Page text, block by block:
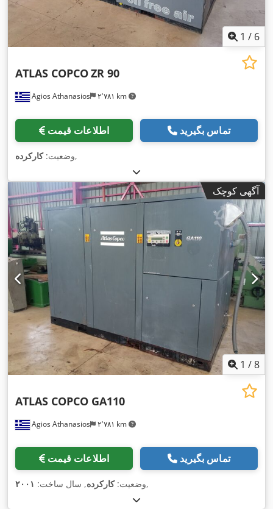
1 / 6
Agios Athanasios ۲٬۷۸۱ km
ATLAS COPCOZR 90
اطلاعات قیمت تماس بگیرید
وضعیت:کارکرده ,
آگهی کوچک
1 /8
Agios Athanasios ۲٬۷۸۱ km
ATLAS COPCO GA110
اطلاعات قیمت تماس بگیرید
وضعیت:کارکرده, سال ساخت: ۲۰۰۱ ,